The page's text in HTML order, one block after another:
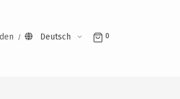
Deutsch 0